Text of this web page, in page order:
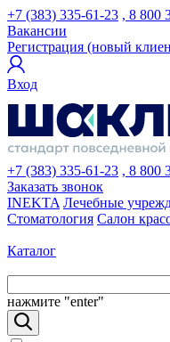
+7 (383) 335-61-23 , 8 800
Вакансии
Регистрация (новый
Вход
+7 (383) 335-61-23 , 8 800
Заказать звонок
INEKTA Лечебные
Стоматология Салон
Каталог
нажмите "enter"